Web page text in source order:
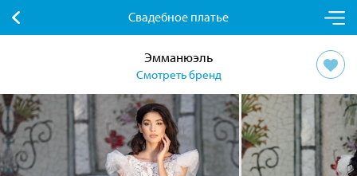
Свадебное платье
Эмманюэль
Смотреть бренд